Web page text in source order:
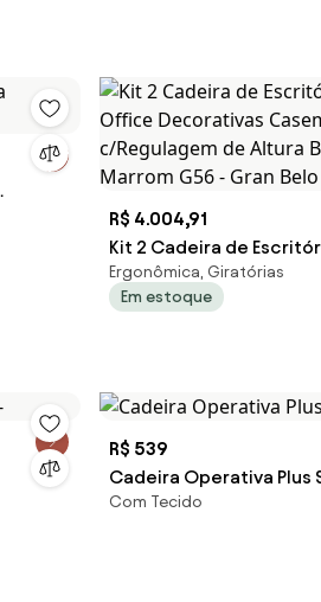
R$ 4.004,91
Kit 2 Cadeira de
Office Decorativas
c/Regulagem de Altura
Ergonômica, Giratórias
Em estoque
R$ 539
Cadeira Operativa Plus
Com Tecido